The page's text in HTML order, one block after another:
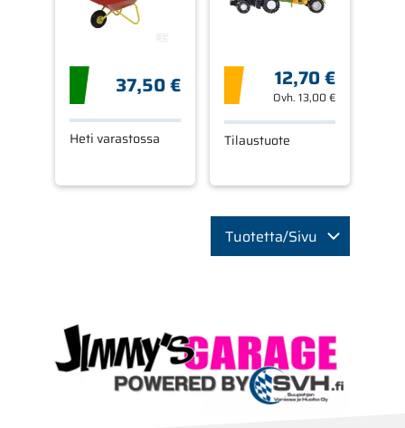
37,50 €
Heti varastossa
12,70 €
Ovh.13,00 €
Tilaustuote
Tuotetta/Sivu